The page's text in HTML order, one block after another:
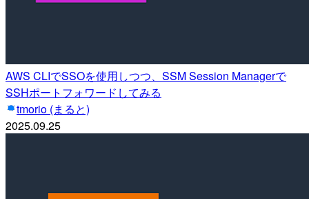
AWS CLIでSSOを使用しつつ、SSM Session Managerで
SSHポートフォワードしてみる
tmorio (まると)
2025.09.25